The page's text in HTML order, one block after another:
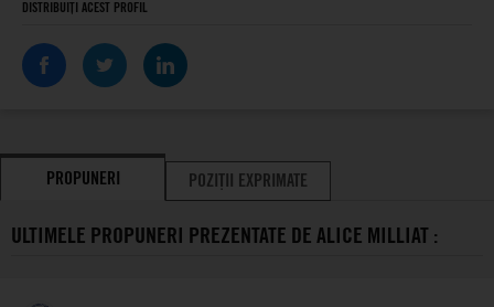
DISTRIBUIȚI ACEST PROFIL
PROPUNERI POZIȚII EXPRIMATE
ULTIMELE PROPUNERI PREZENTATE DE ALICE MILLIAT :